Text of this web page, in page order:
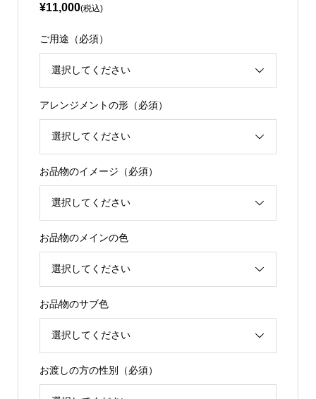
¥11,000(税込)
ご用途（必須）
アレンジメントの形（必須）
お品物のイメージ（必須）
お品物のメインの色
お品物のサブ色
お渡しの方の性別（必須）